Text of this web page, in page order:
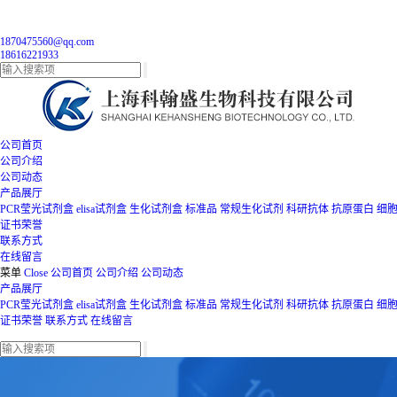
1870475560@qq.com
18616221933
公司首页
公司介绍
公司动态
产品展厅
PCR莹光试剂盒 elisa试剂盒 生化试剂盒 标准品 常规生化试剂 科研抗体 抗原蛋白 细胞
证书荣誉
联系方式
在线留言
菜单 Close 公司首页 公司介绍 公司动态
产品展厅
PCR莹光试剂盒 elisa试剂盒 生化试剂盒 标准品 常规生化试剂 科研抗体 抗原蛋白 细胞
证书荣誉 联系方式 在线留言